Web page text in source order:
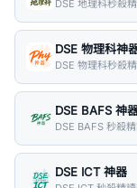
DSE 地理科秒殺
DSE 物理科神
DSE 物理科秒殺
DSE BAFS 神
DSE BAFS 秒殺
DSE ICT 神器